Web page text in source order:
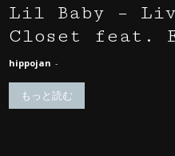
Lil Baby –
Closet feat.
hippojan -
もっと読む